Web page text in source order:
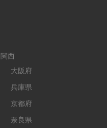
関西
大阪府
兵庫県
京都府
奈良県